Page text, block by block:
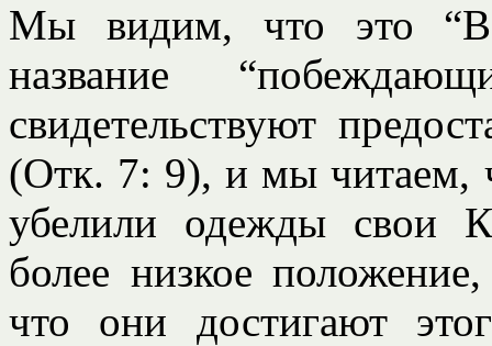
Мы видим, что это
название
свидетельствуют
(Отк. 7: 9), и мы читаем,
убелили одежды свои
более низкое
что они достигают